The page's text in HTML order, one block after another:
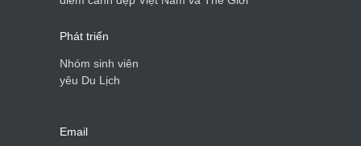
Phát triển
Nhóm sinh viên
yêu Du Lịch
Email